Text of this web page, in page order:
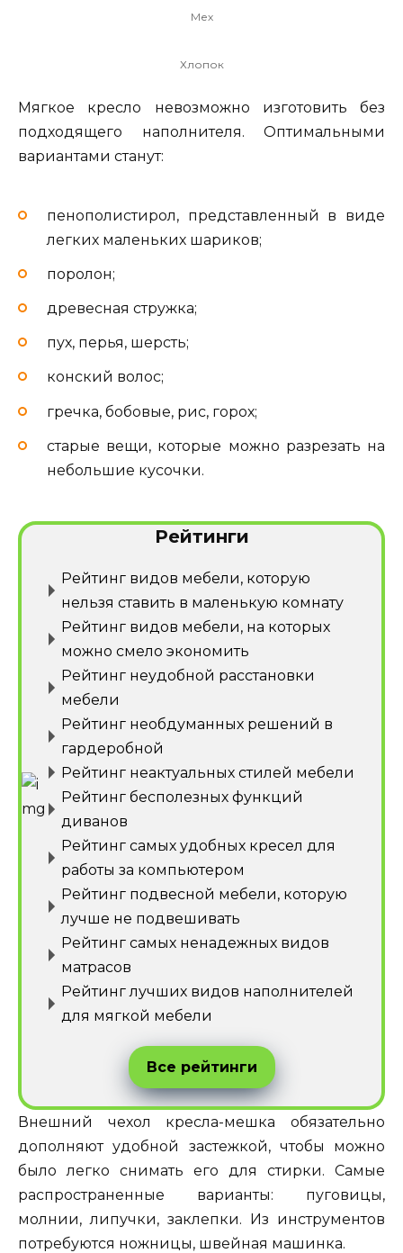
Мех
Хлопок
Мягкое кресло невозможно изготовить без
подходящего наполнителя. Оптимальными
вариантами станут:
пенополистирол, представленный в виде
легких маленьких шариков;
поролон;
древесная стружка;
пух, перья, шерсть;
конский волос;
гречка, бобовые, рис, горох;
старые вещи, которые можно разрезать на
небольшие кусочки.
Рейтинги
Рейтинг видов мебели, которую
нельзя ставить в маленькую комнату
Рейтинг видов мебели, на которых
можно смело экономить
Рейтинг неудобной расстановки
мебели
Рейтинг необдуманных решений в
гардеробной
Рейтинг неактуальных стилей мебели
Рейтинг бесполезных функций
диванов
Рейтинг самых удобных кресел для
работы за компьютером
Рейтинг подвесной мебели, которую
лучше не подвешивать
Рейтинг самых ненадежных видов
матрасов
Рейтинг лучших видов наполнителей
для мягкой мебели
Все рейтинги
Внешний чехол кресла-мешка обязательно
дополняют удобной застежкой, чтобы можно
было легко снимать его для стирки. Самые
распространенные варианты: пуговицы,
молнии, липучки, заклепки. Из инструментов
потребуются ножницы, швейная машинка.